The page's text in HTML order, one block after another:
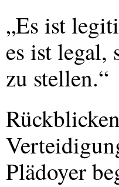
„Es ist
es ist legal,
zu stellen.“
Plädoyer